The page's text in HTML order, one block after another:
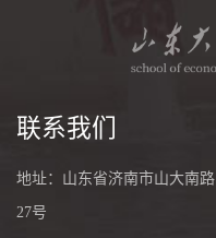
联系我们
地址：山东省济南市山大南路
27号